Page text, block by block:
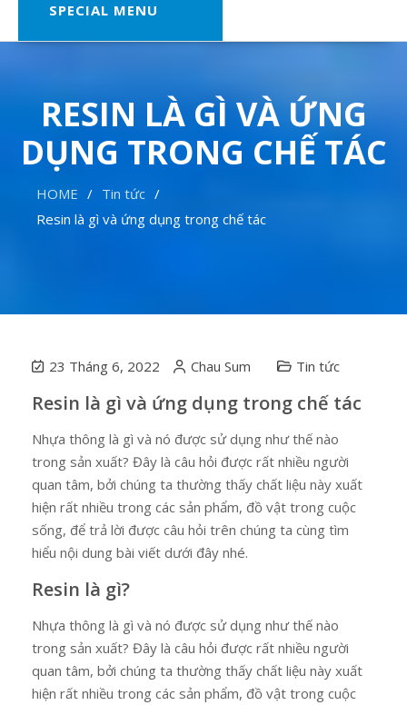
SPECIAL MENU
RESIN LÀ GÌ VÀ ỨNG
DỤNG TRONG CHẾ TÁC
HOME
Tin tức
Resin là gì và ứng dụng trong chế tác
23 Tháng 6, 2022 Chau Sum Tin tức
Resin là gì và ứng dụng trong chế tác
Nhựa thông là gì và nó được sử dụng như thế nào
trong sản xuất? Đây là câu hỏi được rất nhiều người
quan tâm, bởi chúng ta thường thấy chất liệu này xuất
hiện rất nhiều trong các sản phẩm, đồ vật trong cuộc
sống, để trả lời được câu hỏi trên chúng ta cùng tìm
hiểu nội dung bài viết dưới đây nhé.
Resin là gì?
Nhựa thông là gì và nó được sử dụng như thế nào
trong sản xuất? Đây là câu hỏi được rất nhiều người
quan tâm, bởi chúng ta thường thấy chất liệu này xuất
hiện rất nhiều trong các sản phẩm, đồ vật trong cuộc